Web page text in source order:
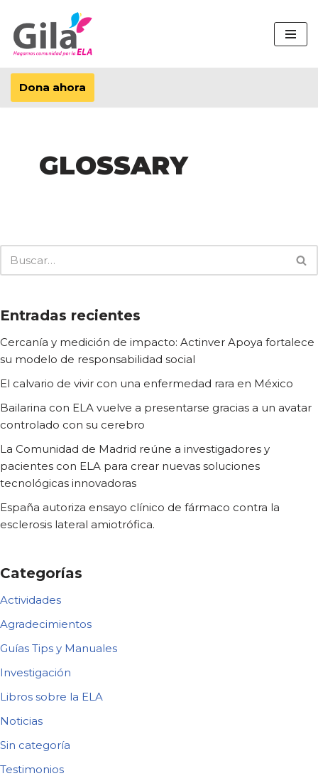
Saltar
al
contenido
Dona ahora
GLOSSARY
Entradas recientes
Cercanía y medición de impacto: Actinver Apoya fortalece
su modelo de responsabilidad social
El calvario de vivir con una enfermedad rara en México
Bailarina con ELA vuelve a presentarse gracias a un avatar
controlado con su cerebro
La Comunidad de Madrid reúne a investigadores y
pacientes con ELA para crear nuevas soluciones
tecnológicas innovadoras
España autoriza ensayo clínico de fármaco contra la
esclerosis lateral amiotrófica.
Categorías
Actividades
Agradecimientos
Guías Tips y Manuales
Investigación
Libros sobre la ELA
Noticias
Sin categoría
Testimonios